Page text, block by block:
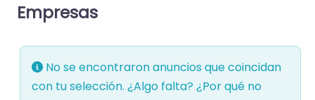
Empresas
No se encontraron anuncios que coincidan
con tu selección. ¿Algo falta? ¿Por qué no